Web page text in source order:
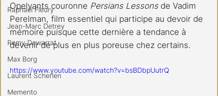
Raphael Fleury
Jean-Marc Detrey
Remy Dewarrat
Max Borg
Laurent Scherlen
Memento
Opelyants couronne Persians Lessons de Vadim
Perelman, film essentiel qui participe au devoir de
mémoire puisque cette dernière a tendance à
devenir de plus en plus poreuse chez certains.
https://www.youtube.com/watch?v=bsBDbpUutrQ